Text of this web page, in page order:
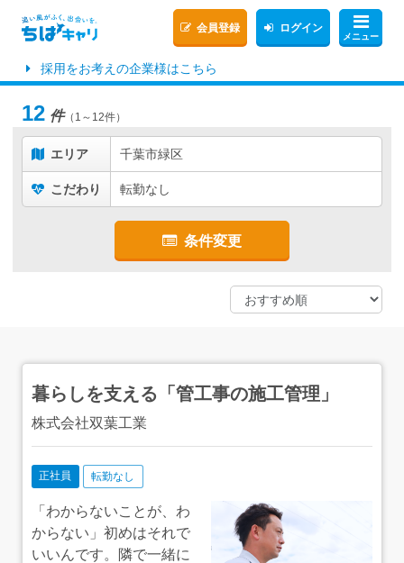
メニュー
会員登録 ログイン
採用をお考えの企業様はこちら
12 件（1～12件）
エリア 千葉市緑区
こだわり 転勤なし
条件変更
暮らしを支える「管工事の施工管理」
株式会社双葉工業
正社員 転勤なし
「わからないことが、わ
からない」初めはそれで
いいんです。隣で一緒に